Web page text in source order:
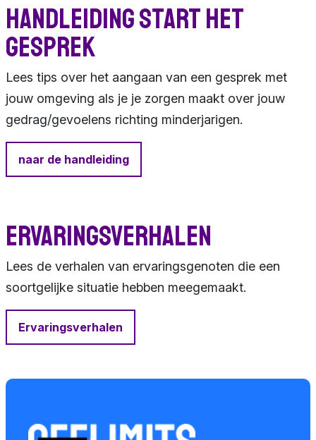
Handleiding start het
gesprek
Lees tips over het aangaan van een gesprek met
jouw omgeving als je je zorgen maakt over jouw
gedrag/gevoelens richting minderjarigen.
naar de handleiding
Ervaringsverhalen
Lees de verhalen van ervaringsgenoten die een
soortgelijke situatie hebben meegemaakt.
Ervaringsverhalen